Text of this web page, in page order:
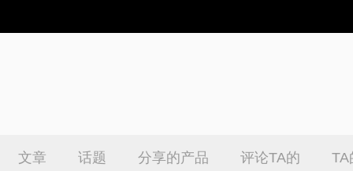
文章 话题 分享的产品 评论TA的 TA